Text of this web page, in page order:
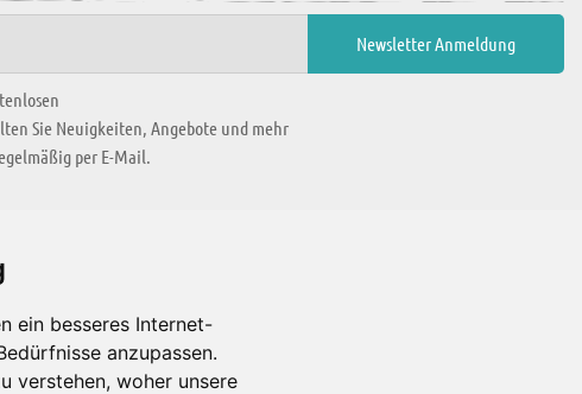
ein besseres Internet-
anzupassen.
verstehen, woher unsere
Sie Neuigkeiten, Angebote und mehr
per E-Mail.
Es gibt uns auch in